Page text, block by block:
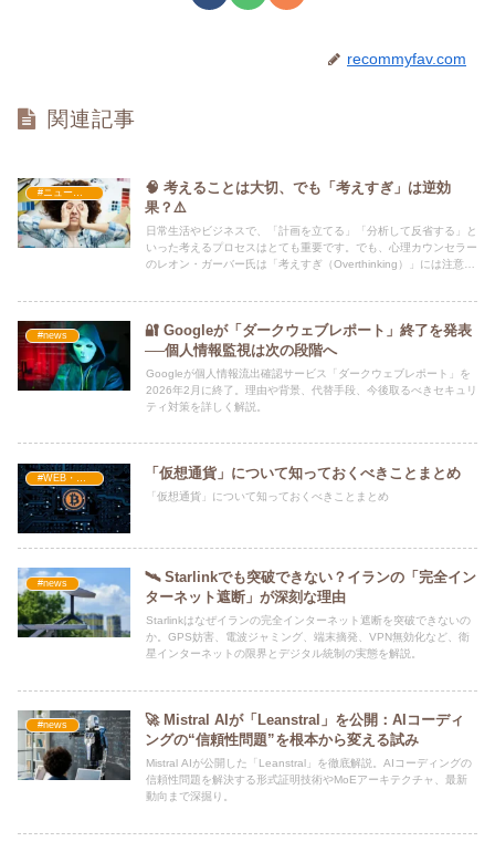
recommyfav.com
関連記事
#ニュース・社会・コラム
🧠 考えることは大切、でも「考えすぎ」は逆効
果？⚠️
日常生活やビジネスで、「計画を立てる」「分析して反省する」と
いった考えるプロセスはとても重要です。でも、心理カウンセラー
のレオン・ガーバー氏は「考えすぎ（Overthinking）」には注意が
#news
🔐 Googleが「ダークウェブレポート」終了を発表
──個人情報監視は次の段階へ
Googleが個人情報流出確認サービス「ダークウェブレポート」を
2026年2月に終了。理由や背景、代替手段、今後取るべきセキュリ
ティ対策を詳しく解説。
#WEB・プログラム・SEO 「仮想通貨」について知っておくべきことまとめ
「仮想通貨」について知っておくべきことまとめ
#news
🛰️ Starlinkでも突破できない？イランの「完全イン
ターネット遮断」が深刻な理由
Starlinkはなぜイランの完全インターネット遮断を突破できないの
か。GPS妨害、電波ジャミング、端末摘発、VPN無効化など、衛
星インターネットの限界とデジタル統制の実態を解説。
#news
🚀 Mistral AIが「Leanstral」を公開：AIコーディ
ングの“信頼性問題”を根本から変える試み
Mistral AIが公開した「Leanstral」を徹底解説。AIコーディングの
信頼性問題を解決する形式証明技術やMoEアーキテクチャ、最新
動向まで深掘り。